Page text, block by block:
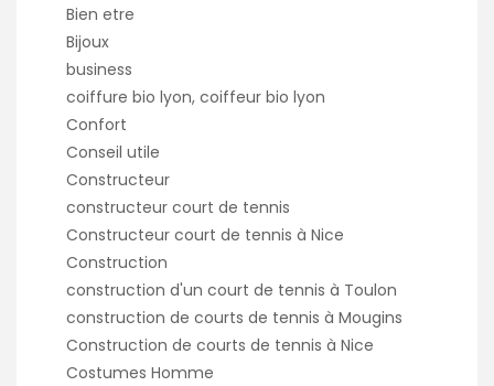
Bien etre
Bijoux
business
coiffure bio lyon, coiffeur bio lyon
Confort
Conseil utile
Constructeur
constructeur court de tennis
Constructeur court de tennis à Nice
Construction
construction d'un court de tennis à Toulon
construction de courts de tennis à Mougins
Construction de courts de tennis à Nice
Costumes Homme